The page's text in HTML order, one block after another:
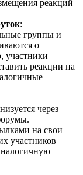
реакций
:
группы и
о
участники
реакции на
через
на свои
участников